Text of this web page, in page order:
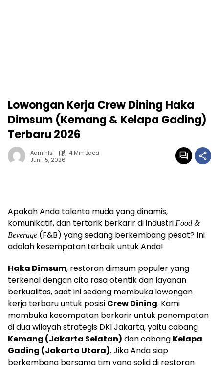
Lowongan Kerja Crew Dining Haka
Dimsum (Kemang & Kelapa Gading)
Terbaru 2026
Adminls
4 Min Baca
Juni 15, 2026
Apakah Anda talenta muda yang dinamis,
komunikatif, dan tertarik berkarir di industri Food &
Beverage (F&B) yang sedang berkembang pesat? Ini
adalah kesempatan terbaik untuk Anda!
Haka Dimsum, restoran dimsum populer yang
terkenal dengan cita rasa otentik dan layanan
berkualitas, saat ini sedang membuka lowongan
kerja terbaru untuk posisi Crew Dining. Kami
membuka kesempatan berkarir untuk penempatan
di dua wilayah strategis DKI Jakarta, yaitu cabang
Kemang (Jakarta Selatan) dan cabang Kelapa
Gading (Jakarta Utara). Jika Anda siap
berkembang bersama tim yang solid di restoran